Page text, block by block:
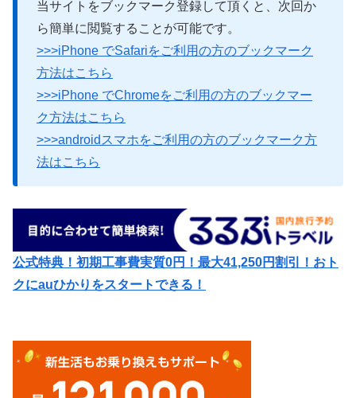
当サイトをブックマーク登録して頂くと、次回か
ら簡単に閲覧することが可能です。
>>>iPhone でSafariをご利用の方のブックマーク
方法はこちら
>>>iPhone でChromeをご利用の方のブックマー
ク方法はこちら
>>>androidスマホをご利用の方のブックマーク方
法はこちら
公式特典！初期工事費実質0円！最大41,250円割引！おト
クにauひかりをスタートできる！